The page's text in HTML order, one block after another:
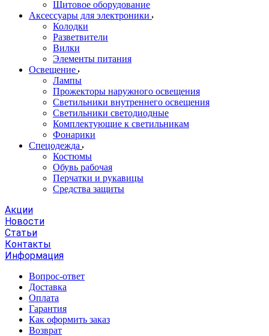
Щитовое оборудование
Аксессуары для электроники
Колодки
Разветвители
Вилки
Элементы питания
Освещение
Лампы
Прожекторы наружного освещения
Светильники внутреннего освещения
Светильники светодиодные
Комплектующие к светильникам
Фонарики
Спецодежда
Костюмы
Обувь рабочая
Перчатки и рукавицы
Средства защиты
Акции
Новости
Статьи
Контакты
Информация
Вопрос-ответ
Доставка
Оплата
Гарантия
Как оформить заказ
Возврат